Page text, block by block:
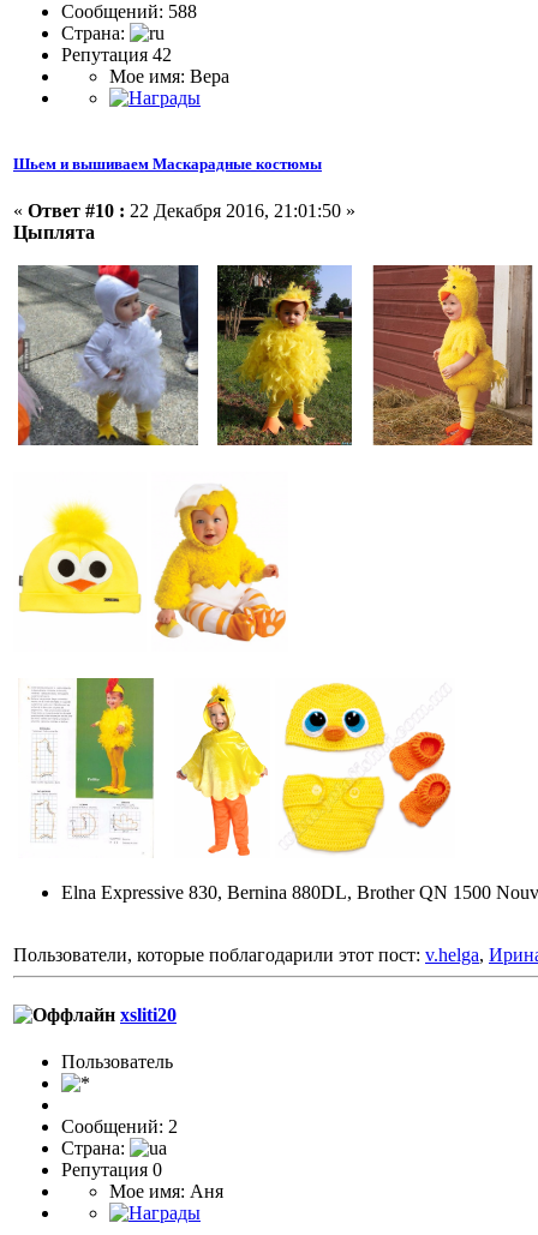
Сообщений: 588
Страна:
Репутация 42
Мое имя: Вера
Шьем и вышиваем Маскарадные костюмы
« Ответ #10 : 22 Декабря 2016, 21:01:50 »
Цыплята
Elna Expressive 830, Bernina 880DL, Brother QN 1500
Пользователи, которые поблагодарили этот пост: v.helga,
xsliti20
Пользователь
Сообщений: 2
Страна:
Репутация 0
Мое имя: Аня